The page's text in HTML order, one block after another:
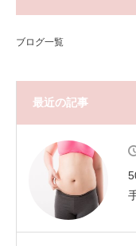
ブログ一覧
最近の記事